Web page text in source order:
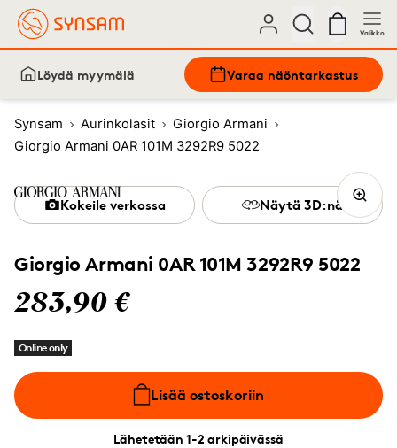
Valikko
Löydä myymälä Varaa näöntarkastus
Synsam Aurinkolasit
Giorgio Armani
Giorgio Armani 0AR 101M 3292R9 5022
Giorgio Armani 0AR 101M 3292R9 5022
283,90 €
Online only
Lisää ostoskoriin
Lähetetään 1-2 arkipäivässä
Kokeile verkossa Näytä 3D:nä